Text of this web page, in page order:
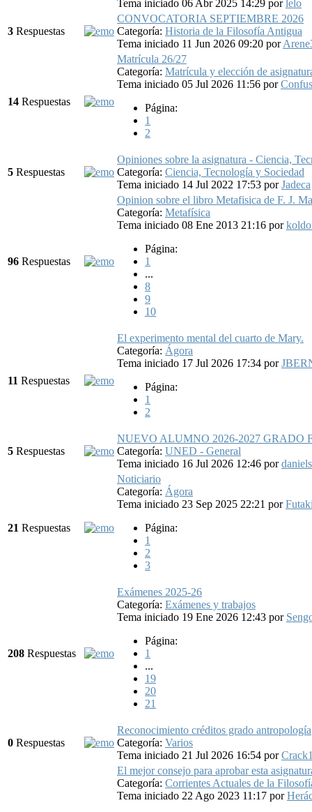
Tema iniciado 06 Abr 2025 14:29 por lelo
3 Respuestas
CONVOCATORIA SEPTIEMBRE 2026
Categoría: Historia de la Filosofía Antigua
Tema iniciado 11 Jun 2026 09:20 por
14 Respuestas
Matrícula 26/27
Categoría: Matrícula y elección de
Tema iniciado 05 Jul 2026 11:56 por
Página:
1
2
5 Respuestas
Opiniones sobre la asignatura - Ciencia,
Categoría: Ciencia, Tecnología y Sociedad
Tema iniciado 14 Jul 2022 17:53 porJadeca
96 Respuestas
Opinion sobre el libro Metafisica de F. J.
Categoría: Metafísica
Tema iniciado 08 Ene 2013 21:16 por
Página:
1
...
8
9
10
11 Respuestas
El experimento mental del cuarto de Mary.
Categoría: Ágora
Tema iniciado 17 Jul 2026 17:34 por
Página:
1
2
5 Respuestas
NUEVO ALUMNO 2026-2027 GRADO
Categoría: UNED - General
Tema iniciado 16 Jul 2026 12:46 por
21 Respuestas
Noticiario
Categoría: Ágora
Tema iniciado 23 Sep 2025 22:21 por
Página:
1
2
3
208 Respuestas
Exámenes 2025-26
Categoría: Exámenes y trabajos
Tema iniciado 19 Ene 2026 12:43 por
Página:
1
...
19
20
21
0 Respuestas
Reconocimiento créditos grado antropología
Categoría: Varios
Tema iniciado 21 Jul 2026 16:54 por
El mejor consejo para aprobar esta
Categoría: Corrientes Actuales de la
Tema iniciado 22 Ago 2023 11:17 por